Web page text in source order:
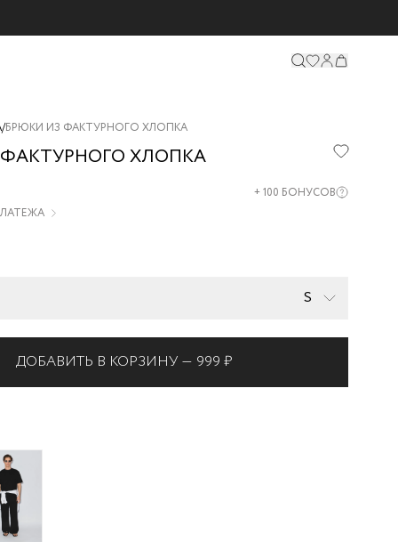
/БРЮКИ ИЗ ФАКТУРНОГО ХЛОПКА
ХЛОПКА
+100 БОНУСОВ
S
ДОБАВИТЬ В КОРЗИНУ — 999 ₽